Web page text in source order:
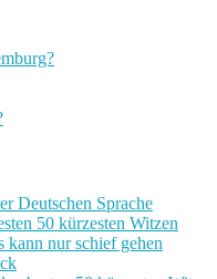
Deutschen Sprache
50 kürzesten Witzen
kann nur schief gehen